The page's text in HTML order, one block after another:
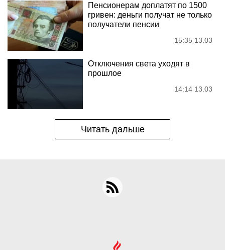
Пенсионерам доплатят по 1500
гривен: деньги получат не только
получатели пенсии
15:35 13.03
Отключения света уходят в
прошлое
14:14 13.03
Читать дальше